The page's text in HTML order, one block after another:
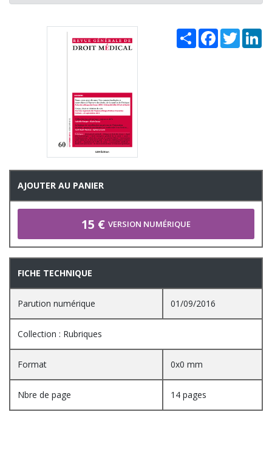
Share Facebook
Twitter
AJOUTER AU PANIER
15 € VERSION NUMÉRIQUE
FICHE TECHNIQUE
Parution numérique 01/09/2016
Collection : Rubriques
Format 0x0 mm
Nbre de page 14 pages